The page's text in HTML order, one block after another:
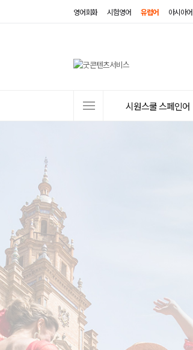
영어회화 시험영어 유럽어 아시아어
시원스쿨 스페인어